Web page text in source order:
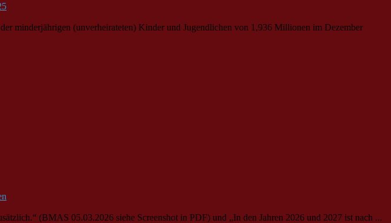
minderjährigen (unverheirateten) Kinder und Jugendlichen von 1,936 Millionen im Dezember
(BMAS 05.03.2026 siehe Screenshot in PDF) und „In den Jahren 2026 und 2027 ist nach ...